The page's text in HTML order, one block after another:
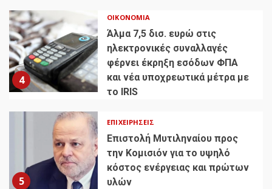
4
ΟΙΚΟΝΟΜΊΑ
Άλμα 7,5 δισ. ευρώ στις
ηλεκτρονικές συναλλαγές
φέρνει έκρηξη εσόδων ΦΠΑ
και νέα υποχρεωτικά μέτρα με
το IRIS
5
ΕΠΙΧΕΙΡΉΣΕΙΣ
Επιστολή Μυτιληναίου προς
την Κομισιόν για το υψηλό
κόστος ενέργειας και πρώτων
υλών